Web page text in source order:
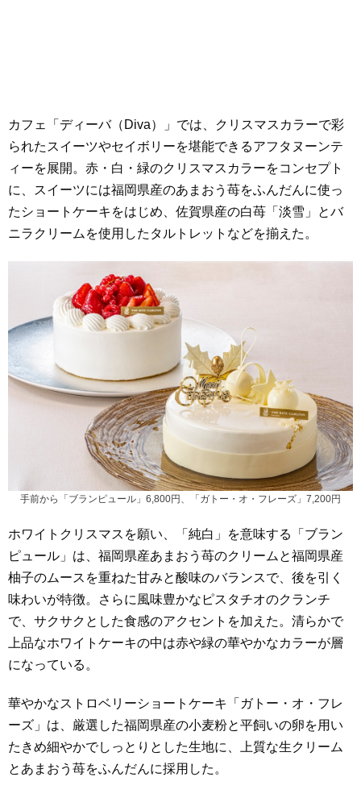
カフェ「ディーバ（Diva）」では、クリスマスカラーで彩
られたスイーツやセイボリーを堪能できるアフタヌーンテ
ィーを展開。赤・白・緑のクリスマスカラーをコンセプト
に、スイーツには福岡県産のあまおう苺をふんだんに使っ
たショートケーキをはじめ、佐賀県産の白苺「淡雪」とバ
ニラクリームを使用したタルトレットなどを揃えた。
手前から「ブランピュール」6,800円、「ガトー・オ・フレーズ」7,200円
ホワイトクリスマスを願い、「純白」を意味する「ブラン
ピュール」は、福岡県産あまおう苺のクリームと福岡県産
柚子のムースを重ねた甘みと酸味のバランスで、後を引く
味わいが特徴。さらに風味豊かなピスタチオのクランチ
で、サクサクとした食感のアクセントを加えた。清らかで
上品なホワイトケーキの中は赤や緑の華やかなカラーが層
になっている。
華やかなストロベリーショートケーキ「ガトー・オ・フレ
ーズ」は、厳選した福岡県産の小麦粉と平飼いの卵を用い
たきめ細やかでしっとりとした生地に、上質な生クリーム
とあまおう苺をふんだんに採用した。